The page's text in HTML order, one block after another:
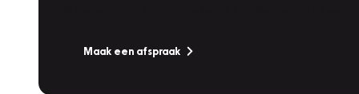
Maak een afspraak